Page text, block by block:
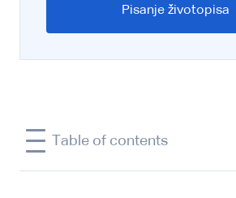
Pisanje životopisa
Table of contents